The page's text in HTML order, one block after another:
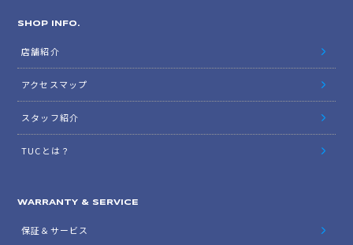
SHOP INFO.
店舗紹介
アクセスマップ
スタッフ紹介
TUCとは？
WARRANTY & SERVICE
保証＆サービス